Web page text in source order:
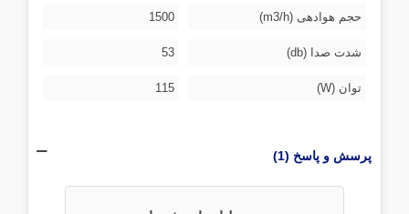
حجم هوادهی (m3/h) 1500
شدت صدا (db) 53
توان (W) 115
پرسش و پاسخ (1)